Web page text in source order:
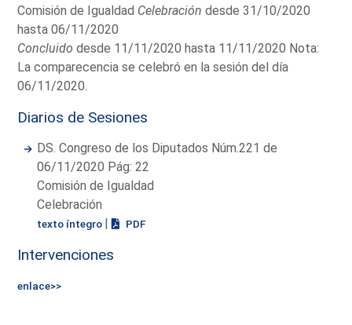
Comisión de Igualdad Celebración desde 31/10/2020
hasta 06/11/2020
Concluido desde 11/11/2020 hasta 11/11/2020 Nota:
La comparecencia se celebró en la sesión del día
06/11/2020.
Diarios de Sesiones
DS. Congreso de los Diputados Núm.221 de
06/11/2020 Pág: 22
Comisión de Igualdad
Celebración
texto íntegro | PDF
Intervenciones
enlace>>